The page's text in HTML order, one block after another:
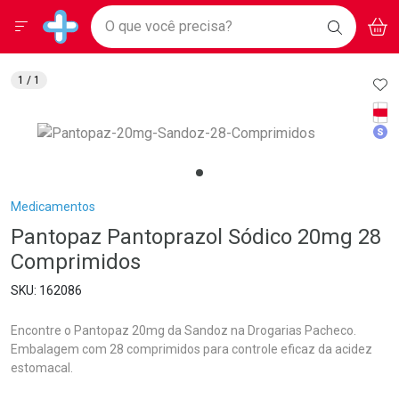
Drogarias Pacheco
Baixe nosso APP e aproveite Ofertas Exclusivas!
BAIXE
O APP
Ir direto para a home
pela página
Ir direto para o conteúdo
Ir direto para a busca
Ir direto para a conta
Ir direto para a notificações
Ir direto para o carrinho
Faça a sua busca
O que você precisa? BUSCAR
Menu
Breadcrumb
Medicamentos
Pantopaz Pantoprazol Sódico 20mg 28
Comprimidos
162086
Encontre o Pantopaz 20mg da Sandoz na Drogarias Pacheco.
Embalagem com 28 comprimidos para controle eficaz da acidez
estomacal.
1 / 1